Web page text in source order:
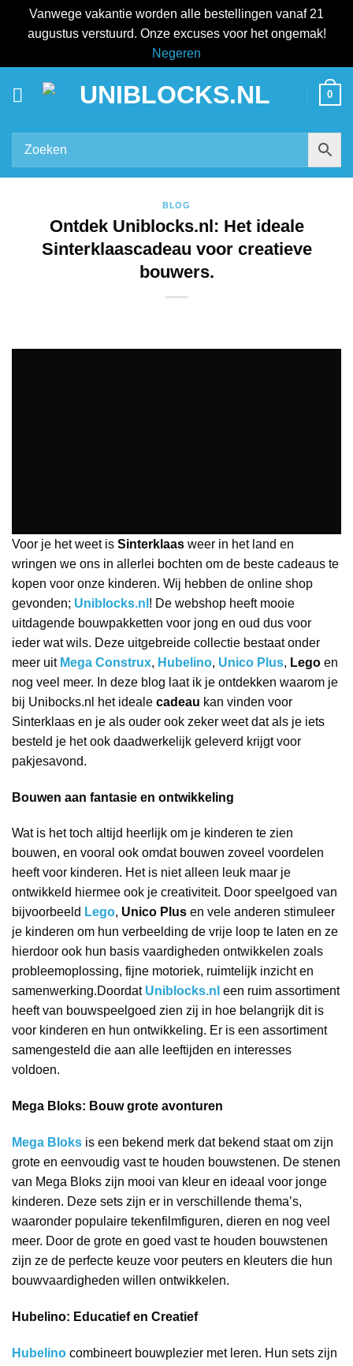
Vanwege vakantie worden alle bestellingen vanaf 21
augustus verstuurd. Onze excuses voor het ongemak!
Negeren
0
BLOG
Ontdek Uniblocks.nl: Het ideale
Sinterklaascadeau voor creatieve
bouwers.
Voor je het weet is Sinterklaas weer in het land en
wringen we ons in allerlei bochten om de beste cadeaus te
kopen voor onze kinderen. Wij hebben de online shop
gevonden; Uniblocks.nl ! De webshop heeft mooie
uitdagende bouwpakketten voor jong en oud dus voor
ieder wat wils. Deze uitgebreide collectie bestaat onder
meer uit Mega Construx, Hubelino, Unico Plus, Lego en
nog veel meer. In deze blog laat ik je ontdekken waarom je
bij Unibocks.nl het ideale cadeau kan vinden voor
Sinterklaas en je als ouder ook zeker weet dat als je iets
besteld je het ook daadwerkelijk geleverd krijgt voor
pakjesavond.
Bouwen aan fantasie en ontwikkeling
Wat is het toch altijd heerlijk om je kinderen te zien
bouwen, en vooral ook omdat bouwen zoveel voordelen
heeft voor kinderen. Het is niet alleen leuk maar je
ontwikkeld hiermee ook je creativiteit. Door speelgoed van
bijvoorbeeld Lego, Unico Plus en vele anderen stimuleer
je kinderen om hun verbeelding de vrije loop te laten en ze
hierdoor ook hun basis vaardigheden ontwikkelen zoals
probleemoplossing, fijne motoriek, ruimtelijk inzicht en
samenwerking.Doordat Uniblocks.nl een ruim assortiment
heeft van bouwspeelgoed zien zij in hoe belangrijk dit is
voor kinderen en hun ontwikkeling. Er is een assortiment
samengesteld die aan alle leeftijden en interesses
voldoen.
Mega Bloks: Bouw grote avonturen
Mega Bloks is een bekend merk dat bekend staat om zijn
grote en eenvoudig vast te houden bouwstenen. De stenen
van Mega Bloks zijn mooi van kleur en ideaal voor jonge
kinderen. Deze sets zijn er in verschillende thema’s,
waaronder populaire tekenfilmfiguren, dieren en nog veel
meer. Door de grote en goed vast te houden bouwstenen
zijn ze de perfecte keuze voor peuters en kleuters die hun
bouwvaardigheden willen ontwikkelen.
Hubelino: Educatief en Creatief
Hubelino combineert bouwplezier met leren. Hun sets zijn